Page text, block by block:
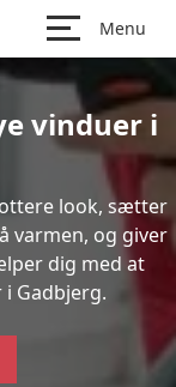
Menu
vinduer i
look, sætter
varmen, og giver
dig med at
Gadbjerg.